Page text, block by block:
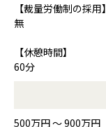
【裁量労働制の採用】
無
【休憩時間】
60分
500万円 〜 900万円